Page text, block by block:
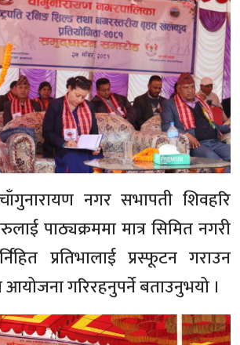
नगर सभापती शिवहरि
पाठ्यक्रममा मात्र सिमित नगरी
प्रतिभालाई प्रस्फूटन गराउन
आयोजना गरिरहनुपर्ने बताउनुभयो ।